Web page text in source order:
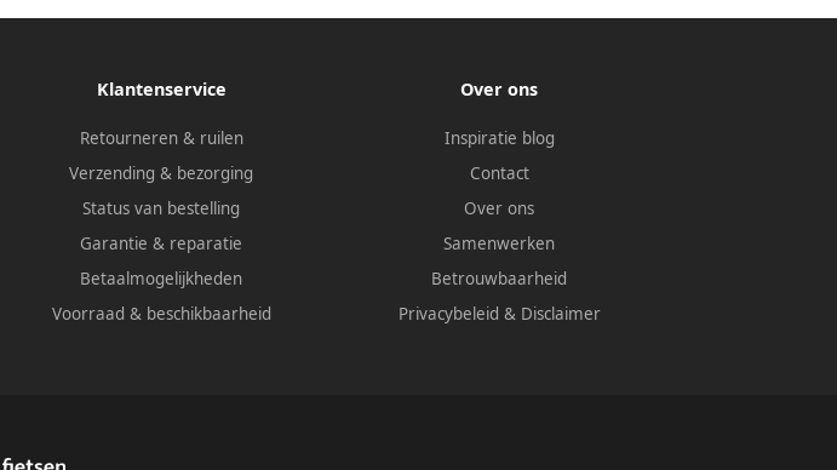
Klantenservice
Retourneren & ruilen
Verzending & bezorging
Status van bestelling
Garantie & reparatie
Betaalmogelijkheden
Voorraad & beschikbaarheid
Over ons
Inspiratie blog
Contact
Over ons
Samenwerken
Betrouwbaarheid
Privacybeleid & Disclaimer